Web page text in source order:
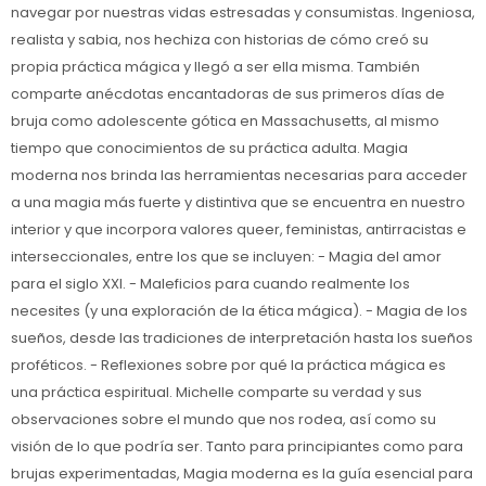
navegar por nuestras vidas estresadas y consumistas. Ingeniosa,
realista y sabia, nos hechiza con historias de cómo creó su
propia práctica mágica y llegó a ser ella misma. También
comparte anécdotas encantadoras de sus primeros días de
bruja como adolescente gótica en Massachusetts, al mismo
tiempo que conocimientos de su práctica adulta. Magia
moderna nos brinda las herramientas necesarias para acceder
a una magia más fuerte y distintiva que se encuentra en nuestro
interior y que incorpora valores queer, feministas, antirracistas e
interseccionales, entre los que se incluyen: - Magia del amor
para el siglo XXI. - Maleficios para cuando realmente los
necesites (y una exploración de la ética mágica). - Magia de los
sueños, desde las tradiciones de interpretación hasta los sueños
proféticos. - Reflexiones sobre por qué la práctica mágica es
una práctica espiritual. Michelle comparte su verdad y sus
observaciones sobre el mundo que nos rodea, así como su
visión de lo que podría ser. Tanto para principiantes como para
brujas experimentadas, Magia moderna es la guía esencial para